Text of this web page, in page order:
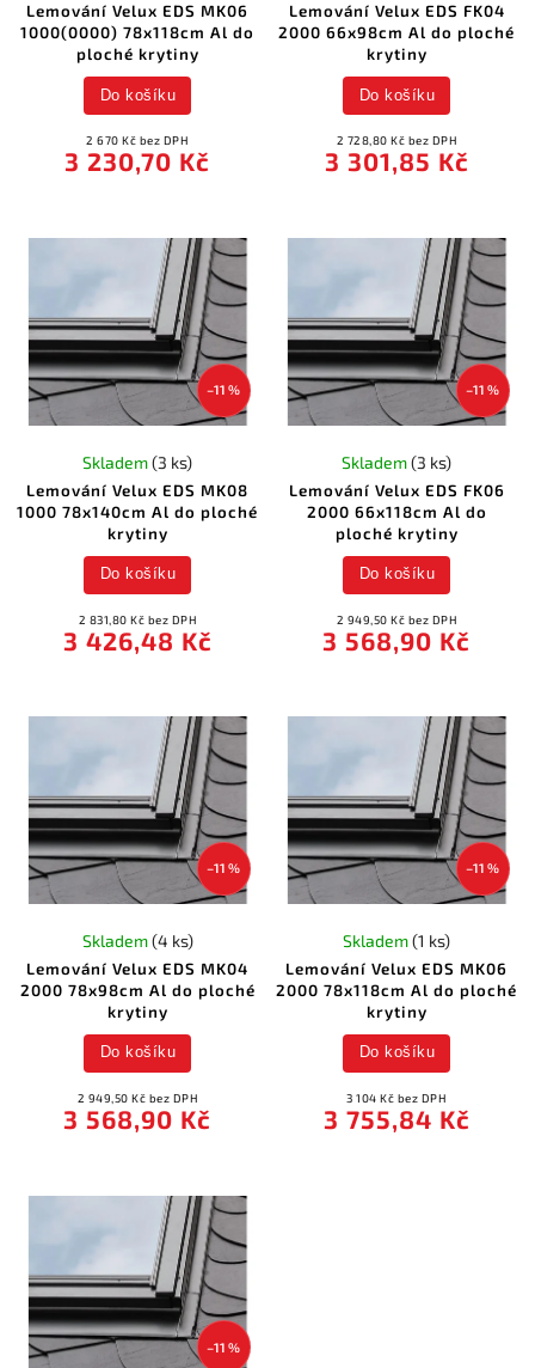
Lemování Velux EDS MK06
1000(0000) 78x118cm Al do
ploché krytiny
2 670 Kč bez DPH
3 230,70 Kč
Do košíku
Lemování Velux EDS FK04
2000 66x98cm Al do ploché
krytiny
2 728,80 Kč bez DPH
3 301,85 Kč
Do košíku
–11 %
Lemování Velux EDS MK08
1000 78x140cm Al do ploché
krytiny
Skladem(3 ks)
2 831,80 Kč bez DPH
3 426,48 Kč
Do košíku
–11 %
Lemování Velux EDS FK06
2000 66x118cm Al do
ploché krytiny
Skladem(3 ks)
2 949,50 Kč bez DPH
3 568,90 Kč
Do košíku
–11 %
Lemování Velux EDS MK04
2000 78x98cm Al do ploché
krytiny
Skladem(4 ks)
2 949,50 Kč bez DPH
3 568,90 Kč
Do košíku
–11 %
Lemování Velux EDS MK06
2000 78x118cm Al do ploché
krytiny
Skladem(1 ks)
3 104 Kč bez DPH
3 755,84 Kč
Do košíku
–11 %